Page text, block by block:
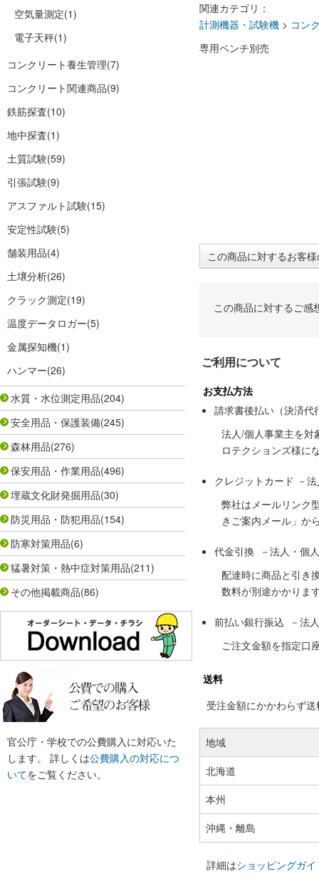
空気量測定(1)
電子天秤(1)
コンクリート養生管理(7)
コンクリート関連商品(9)
鉄筋探査(10)
地中探査(1)
土質試験(59)
引張試験(9)
アスファルト試験(15)
安定性試験(5)
舗装用品(4)
土壌分析(26)
クラック測定(19)
温度データロガー(5)
金属探知機(1)
ハンマー(26)
水質・水位測定用品(204)
安全用品・保護装備(245)
森林用品(276)
保安用品・作業用品(496)
埋蔵文化財発掘用品(30)
防災用品・防犯用品(154)
防寒対策用品(6)
猛暑対策・熱中症対策用品(211)
その他掲載商品(86)
官公庁・学校での公費購入に対応いた
します。 詳しくは公費購入の対応につ
いてをご覧ください。
関連カテゴリ：
計測機器・試験機 > コン
専用ペンチ別売
この商品に対するお客
この商品に対するご感
ご利用について
お支払方法
請求書後払い（決済代
法人/個人事業主を対
ロテクションズ様に
クレジットカード －
弊社はメールリンク
きご案内メール」か
代金引換 －法人・個
配達時に商品と引き
数料が別途かかりま
前払い銀行振込 －法
ご注文金額を指定口
送料
受注金額にかかわらず
地域
北海道
本州
沖縄・離島
詳細はショッピングガイ